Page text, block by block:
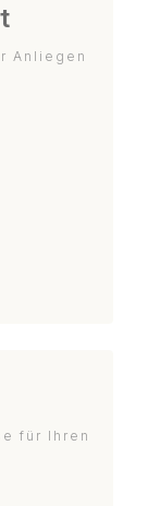
Anliegen
für Ihren